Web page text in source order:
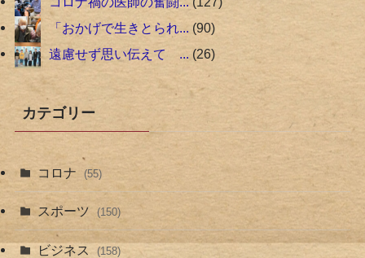
「おかげで生きとられ... 90
遠慮せず思い伝えて ... 26
カテゴリー
コロナ (55)
スポーツ (150)
ビジネス (158)